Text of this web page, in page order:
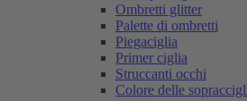
Ombretti glitter
Palette di ombretti
Piegaciglia
Primer ciglia
Struccanti occhi
Colore delle